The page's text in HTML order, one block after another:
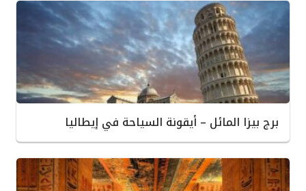
برج بيزا المائل – أيقونة السياحة في إيطاليا